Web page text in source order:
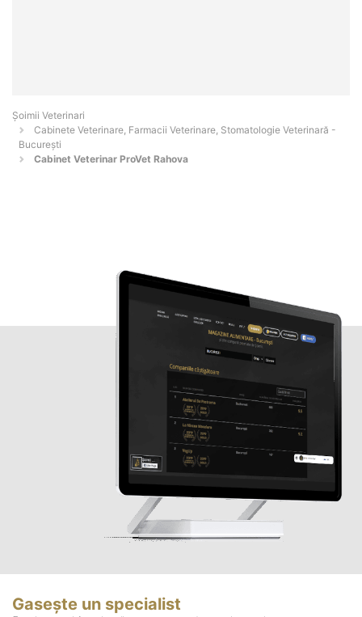
Șoimii Veterinari
Cabinete Veterinare, Farmacii Veterinare, Stomatologie Veterinară -
Bucureşti
Cabinet Veterinar ProVet Rahova
Gasește un specialist